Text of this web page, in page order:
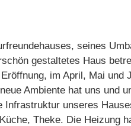
seines
gestaltetes Haus
im April, Mai
Ambiente hat uns und
unseres
Theke. Die Heizung